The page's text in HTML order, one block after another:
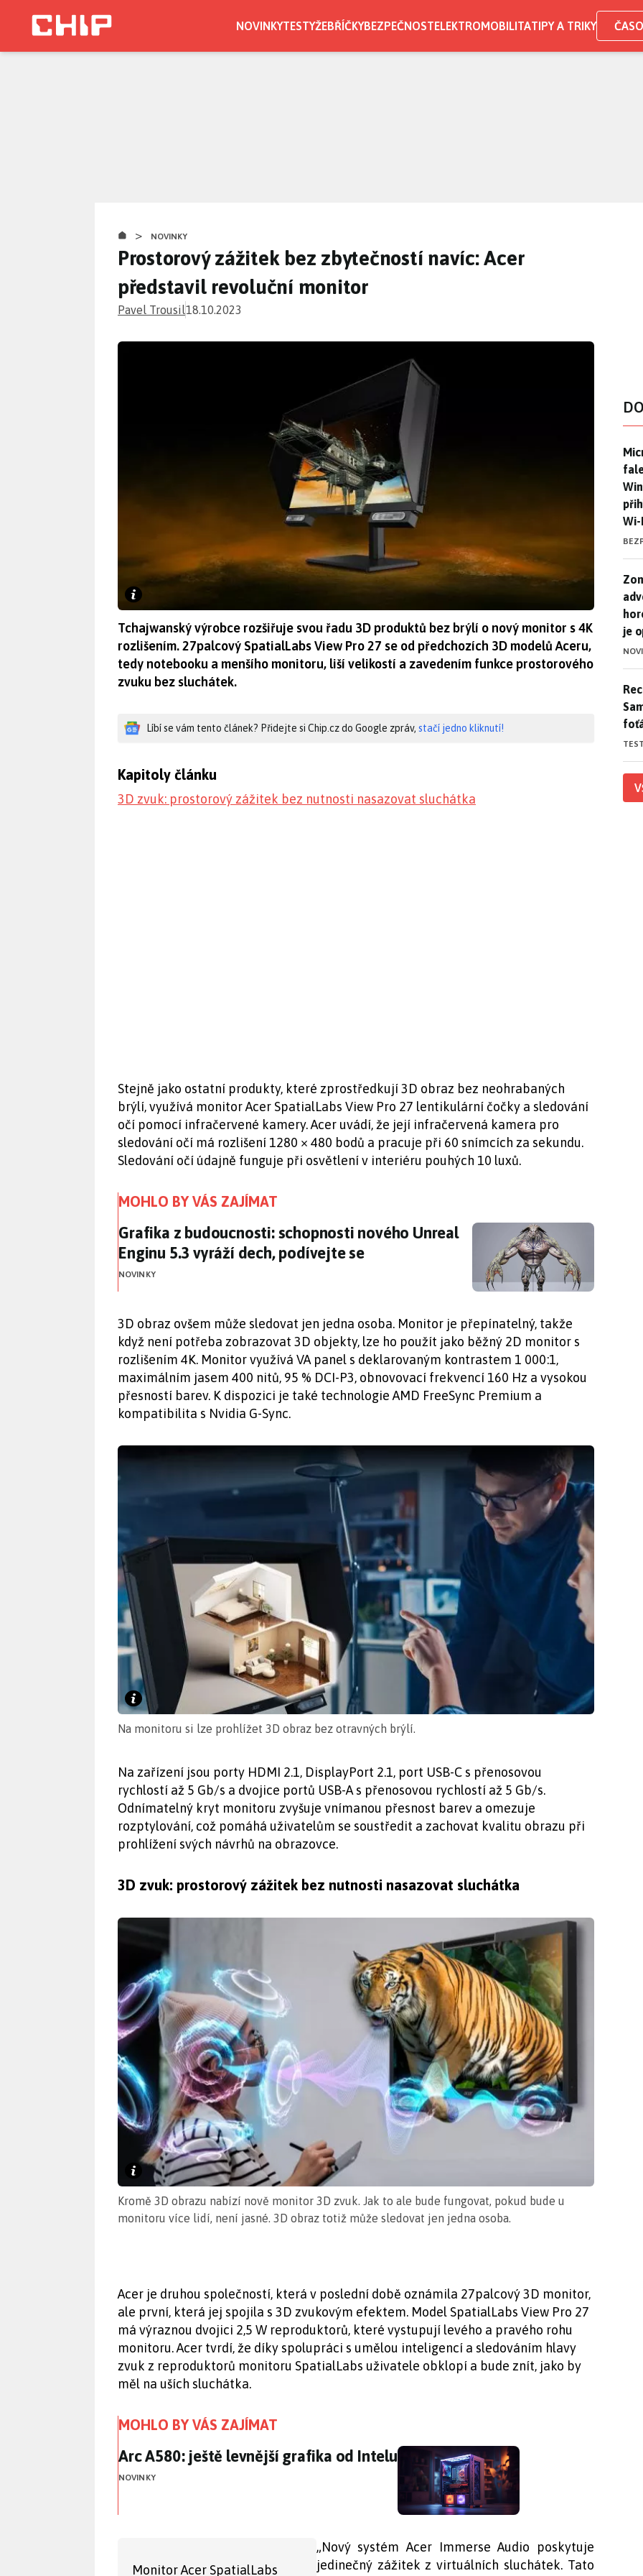
NOVINKYTESTYŽEBŘÍČKYBEZPEČNOSTELEKTROMOBILITATIPY A TRIKY
> NOVINKY
Prostorový zážitek bez zbytečností navíc: Acer
představil revoluční monitor
Pavel Trousil18.10.2023
Tchajwanský výrobce rozšiřuje svou řadu 3D produktů bez brýlí o nový monitor s 4K
rozlišením. 27palcový SpatialLabs View Pro 27 se od předchozích 3D modelů Aceru,
tedy notebooku a menšího monitoru, liší velikostí a zavedením funkce prostorového
zvuku bez sluchátek.
Líbí se vám tento článek? Přidejte si Chip.cz do Google zpráv, stačí jedno kliknutí!
Kapitoly článku
3D zvuk: prostorový zážitek bez nutnosti nasazovat sluchátka
Stejně jako ostatní produkty, které zprostředkují 3D obraz bez neohrabaných
brýlí, využívá monitor Acer SpatialLabs View Pro 27 lentikulární čočky a sledování
očí pomocí infračervené kamery. Acer uvádí, že její infračervená kamera pro
sledování očí má rozlišení 1280 × 480 bodů a pracuje při 60 snímcích za sekundu.
Sledování očí údajně funguje při osvětlení v interiéru pouhých 10 luxů.
MOHLO BY VÁS ZAJÍMAT
Grafika z budoucnosti: schopnosti nového Unreal Enginu 5.3 vyráží dech,
Grafika z budoucnosti: schopnosti nového Unreal
Enginu 5.3 vyráží dech, podívejte se
NOVINKY
3D obraz ovšem může sledovat jen jedna osoba. Monitor je přepínatelný, takže
když není potřeba zobrazovat 3D objekty, lze ho použít jako běžný 2D monitor s
rozlišením 4K. Monitor využívá VA panel s deklarovaným kontrastem 1 000:1,
maximálním jasem 400 nitů, 95 % DCI-P3, obnovovací frekvencí 160 Hz a vysokou
přesností barev. K dispozici je také technologie AMD FreeSync Premium a
kompatibilita s Nvidia G-Sync.
Na monitoru si lze prohlížet 3D obraz bez otravných brýlí.
Na zařízení jsou porty HDMI 2.1, DisplayPort 2.1, port USB-C s přenosovou
rychlostí až 5 Gb/s a dvojice portů USB-A s přenosovou rychlostí až 5 Gb/s.
Odnímatelný kryt monitoru zvyšuje vnímanou přesnost barev a omezuje
rozptylování, což pomáhá uživatelům se soustředit a zachovat kvalitu obrazu při
prohlížení svých návrhů na obrazovce.
3D zvuk: prostorový zážitek bez nutnosti nasazovat sluchátka
Kromě 3D obrazu nabízí nově monitor 3D zvuk. Jak to ale bude fungovat, pokud bude u
monitoru více lidí, není jasné. 3D obraz totiž může sledovat jen jedna osoba.
Acer je druhou společností, která v poslední době oznámila 27palcový 3D monitor,
ale první, která jej spojila s 3D zvukovým efektem. Model SpatialLabs View Pro 27
má výraznou dvojici 2,5 W reproduktorů, které vystupují levého a pravého rohu
monitoru. Acer tvrdí, že díky spolupráci s umělou inteligencí a sledováním hlavy
zvuk z reproduktorů monitoru SpatialLabs uživatele obklopí a bude znít, jako by
měl na uších sluchátka.
MOHLO BY VÁS ZAJÍMAT
Arc A580: ještě levnější grafika od Intelu
Arc A580: ještě levnější grafika od Intelu
NOVINKY
Monitor Acer SpatialLabs
„Nový systém Acer Immerse Audio poskytuje
jedinečný zážitek z virtuálních sluchátek. Tato
Wi-
je